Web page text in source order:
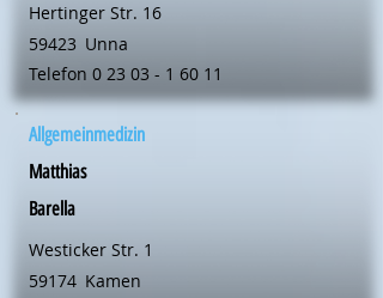
Hertinger Str. 16
59423 Unna
Telefon 0 23 03 - 1 60 11
Allgemeinmedizin
Matthias
Barella
Westicker Str. 1
59174 Kamen